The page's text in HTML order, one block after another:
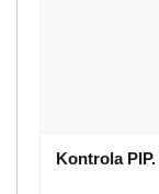
Kontrola